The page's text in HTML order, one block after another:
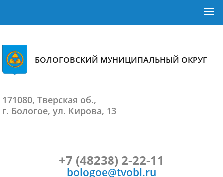
БОЛОГОВСКИЙ МУНИЦИПАЛЬНЫЙ ОКРУГ
171080, Тверская об.,
г. Бологое, ул. Кирова, 13
+7 (48238) 2-22-11
bologoe@tvobl.ru